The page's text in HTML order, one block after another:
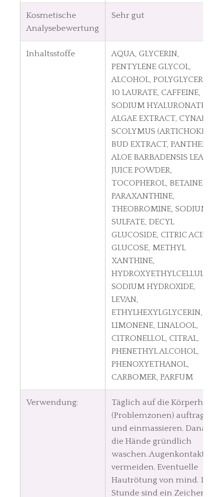
Kosmetische
Analysebewertung
Sehr gut
Inhaltsstoffe
AQUA, GLYCERIN,
PENTYLENE GLYCOL,
ALCOHOL, POLYGLYCERYL-
10 LAURATE, CAFFEINE,
SODIUM HYALURONATE,
ALGAE EXTRACT, CYNARA
SCOLYMUS (ARTICHOKE)
BUD EXTRACT, PANTHENOL,
ALOE BARBADENSIS LEAF
JUICE POWDER,
TOCOPHEROL, BETAINE,
PARAXANTHINE,
THEOBROMINE, SODIUM
SULFATE, DECYL
GLUCOSIDE, CITRIC ACID,
GLUCOSE, METHYL
XANTHINE,
HYDROXYETHYLCELLULOSE,
SODIUM HYDROXIDE,
LEVAN,
ETHYLHEXYLGLYCERIN,
LIMONENE, LINALOOL,
CITRONELLOL, CITRAL,
PHENETHYL ALCOHOL,
PHENOXYETHANOL,
CARBOMER, PARFUM
Verwendung:
Täglich auf die Körperhaut
(Problemzonen) auftragen
und einmassieren. Danach
die Hände gründlich
waschen. Augenkontakt
vermeiden. Eventuelle
Hautrötung von mind. 1
Stunde sind ein Zeichen für